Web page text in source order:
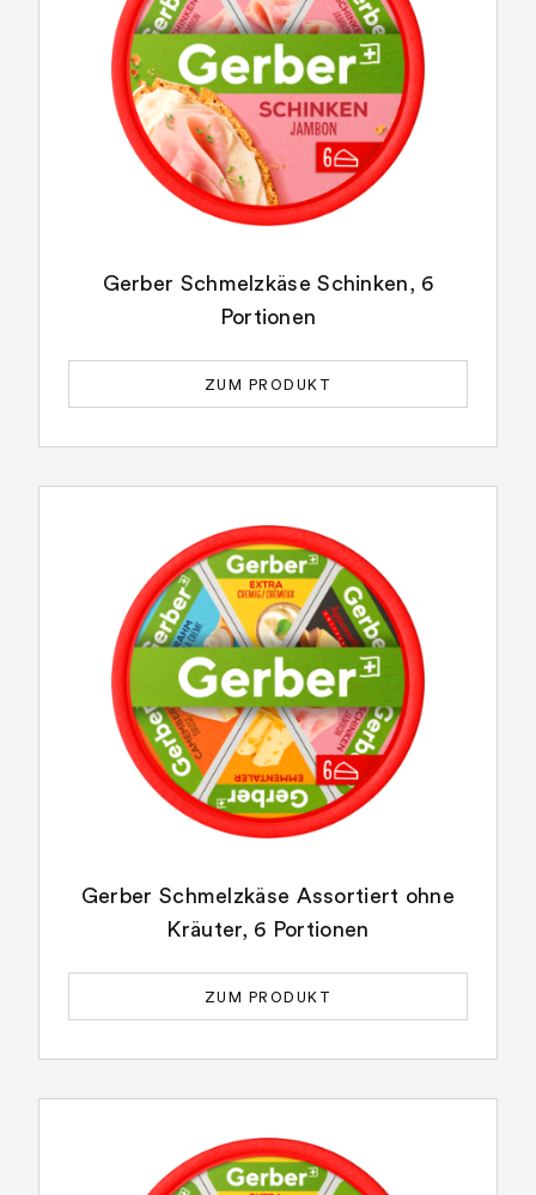
Gerber Schmelzkäse Schinken, 6
Portionen
ZUM PRODUKT
Gerber Schmelzkäse Assortiert ohne
Kräuter, 6 Portionen
ZUM PRODUKT